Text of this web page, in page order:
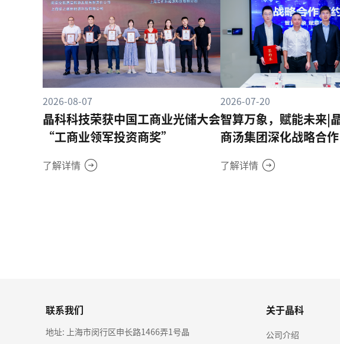
2026-08-07
晶科科技荣获中国工商业光储大会
“工商业领军投资商奖”
了解详情
2026-07-20
智算万象，赋能未来|
商汤集团深化战略合作
了解详情
联系我们
地址: 上海市闵行区申长路1466弄1号晶
关于晶科
公司介绍